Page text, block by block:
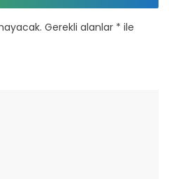
Gerekli alanlar * ile